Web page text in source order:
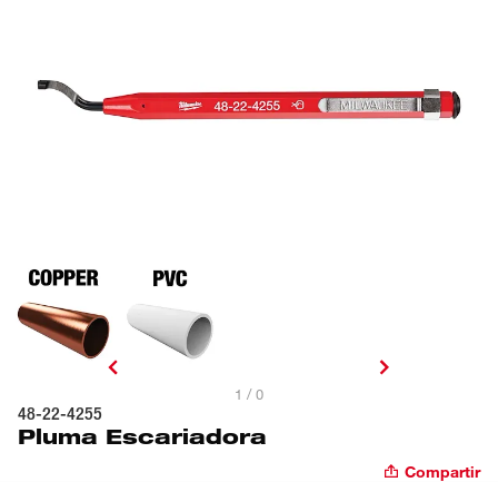
1 / 0
48-22-4255
Pluma Escariadora
Compartir